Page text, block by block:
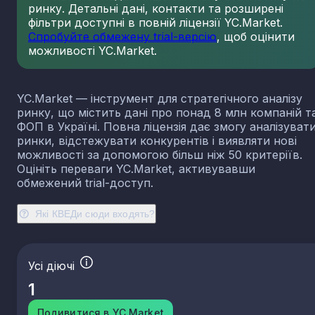
Які КВЕДи сюди входять?
ринку. Детальні дані, контакти та розширені
фільтри доступні в повній ліцензії YC.Market.
Спробуйте обмежену trial-версію, щоб оцінити
можливості YC.Market.
YC.Market — інструмент для стратегічного аналізу
ринку, що містить дані про понад 8 млн компаній
ФОП в Україні. Повна ліцензія дає змогу
ринки, відстежувати конкурентів і виявляти нові
можливості за допомогою більш ніж 50 критеріїв.
Оцініть переваги YC.Market, активувавши
обмежений trial-доступ.
Усі діючі
1
Подивитися в YC.Market
23.13 Виробництво порожнистого скла
23.14 Виробництво скловолокна
23.19 Виробництво й оброблення інших скляних
23.31 Виробництво керамічних плиток і плит
23.32 Виробництво цегли, черепиці та інших
виробів із випаленої глини
23.41
Виробництво господарських і декоративних
керамічних виробів
23.42
Виробництво керамічних санітарно-технічних
23.43 Виробництво керамічних електроізоляторів та
ізоляційної арматури
призначення
23.49 Виробництво інших керамічних виробів
23.52 Виробництво вапна та гіпсових сумішей